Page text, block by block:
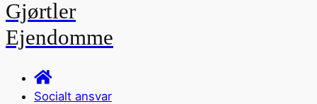
Gjørtler
Ejendomme
Socialt ansvar